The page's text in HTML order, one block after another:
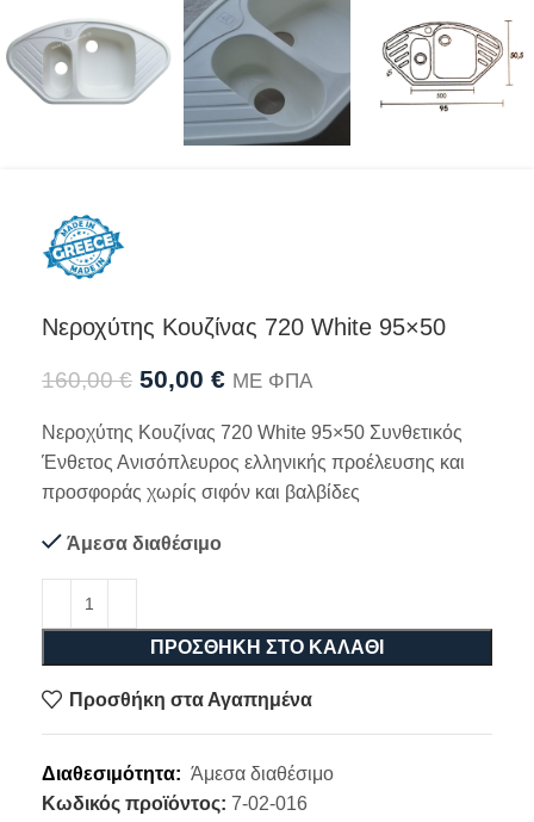
Νεροχύτης Κουζίνας 720 White 95×50
160,00€ 50,00 € ΜΕ ΦΠΑ
Νεροχύτης Κουζίνας 720 White 95×50 Συνθετικός
Ένθετος Ανισόπλευρος ελληνικής προέλευσης και
προσφοράς χωρίς σιφόν και βαλβίδες
Άμεσα διαθέσιμο
ΠΡΟΣΘΉΚΗ ΣΤΟ ΚΑΛΆΘΙ
Προσθήκη στα Αγαπημένα
Διαθεσιμότητα: Άμεσα διαθέσιμο
Κωδικός προϊόντος: 7-02-016